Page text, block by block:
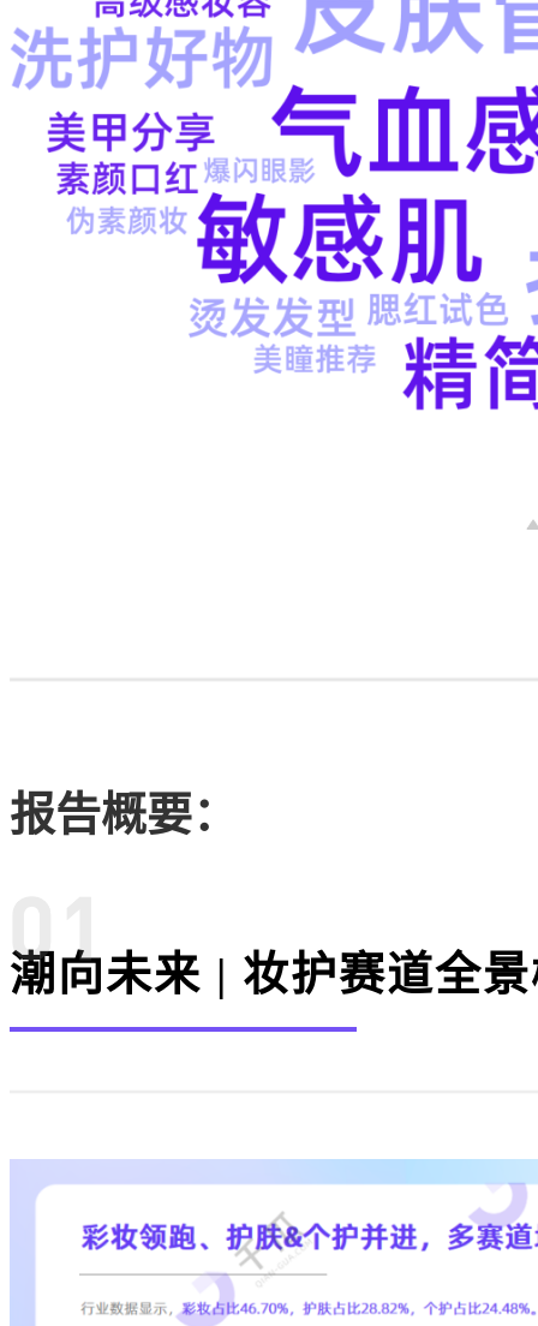
报告概要：
潮向未来 | 妆护赛道全